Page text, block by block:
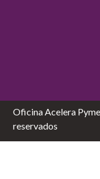
Oficina Acelera
reservados